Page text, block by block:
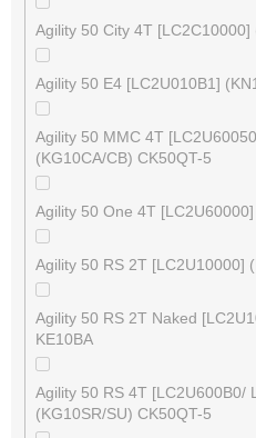
Agility 50 City 4T [LC2C10000]
Agility 50 E4 [LC2U010B1]
Agility 50 MMC 4T
(KG10CA/CB) CK50QT-5
Agility 50 One 4T
Agility 50 RS 2T [LC2U10000]
Agility 50 RS 2T Naked
KE10BA
Agility 50 RS 4T [LC2U600B0/
(KG10SR/SU) CK50QT-5